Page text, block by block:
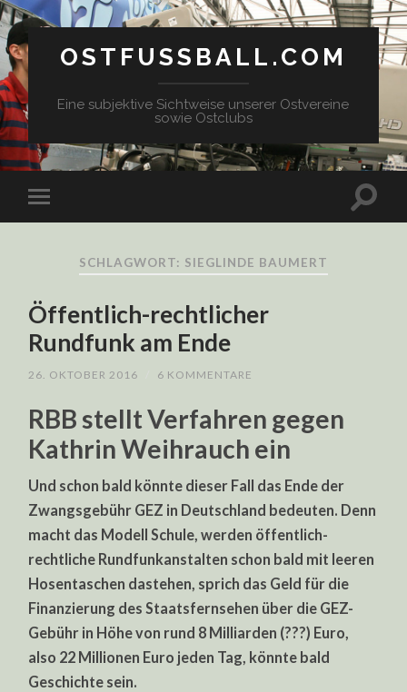
OSTFUSSBALL.COM
Eine subjektive Sichtweise unserer Ostvereine
sowie Ostclubs
SCHLAGWORT: SIEGLINDE BAUMERT
Öffentlich-rechtlicher
Rundfunk am Ende
26. OKTOBER 2016 6 KOMMENTARE
RBB stellt Verfahren gegen
Kathrin Weihrauch ein
Und schon bald könnte dieser Fall das Ende der
Zwangsgebühr GEZ in Deutschland bedeuten. Denn
macht das Modell Schule, werden öffentlich-
rechtliche Rundfunkanstalten schon bald mit leeren
Hosentaschen dastehen, sprich das Geld für die
Finanzierung des Staatsfernsehen über die GEZ-
Gebühr in Höhe von rund 8 Milliarden (???) Euro,
also 22 Millionen Euro jeden Tag, könnte bald
Geschichte sein.